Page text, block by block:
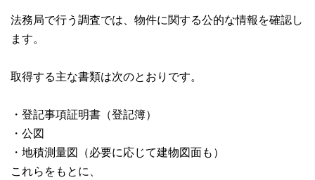
法務局で行う調査では、物件に関する公的な情報を確認し
ます。
取得する主な書類は次のとおりです。
・登記事項証明書（登記簿）
・公図
・地積測量図（必要に応じて建物図面も）
これらをもとに、